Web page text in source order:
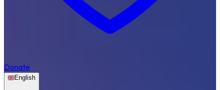
Donate
English